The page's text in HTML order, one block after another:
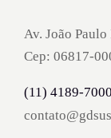
Av. João
Cep: 06817-
(11) 4189-7000